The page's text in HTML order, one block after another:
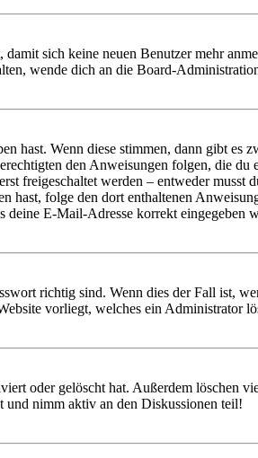
sich keine neuen Benutzer mehr
wende dich an die Board-
hast. Wenn diese stimmen, dann gibt es
den Anweisungen folgen, die
freigeschaltet werden – entweder musst
folge den dort enthaltenen
E-Mail-Adresse korrekt eingegeben
richtig sind. Wenn dies der Fall ist,
vorliegt, welches ein Administrator
oder gelöscht hat. Außerdem löschen
und nimm aktiv an den Diskussionen teil!